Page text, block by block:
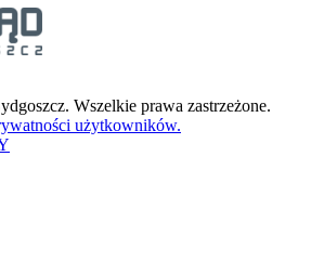
Wszelkie prawa zastrzeżone.
użytkowników.